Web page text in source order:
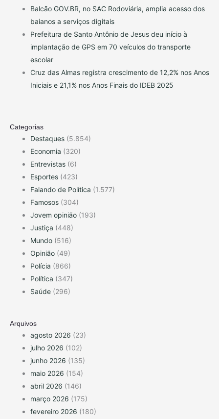
Balcão GOV.BR, no SAC Rodoviária, amplia acesso dos
baianos a serviços digitais
Prefeitura de Santo Antônio de Jesus deu início à
implantação de GPS em 70 veículos do transporte
escolar
Cruz das Almas registra crescimento de 12,2% nos Anos
Iniciais e 21,1% nos Anos Finais do IDEB 2025
Categorias
Destaques (5.854)
Economia (320)
Entrevistas (6)
Esportes (423)
Falando de Política (1.577)
Famosos (304)
Jovem opinião (193)
Justiça (448)
Mundo (516)
Opinião (49)
Polícia (866)
Política (347)
Saúde (296)
Arquivos
agosto 2026 (23)
julho 2026 (102)
junho 2026 (135)
maio 2026 (154)
abril 2026 (146)
março 2026 (175)
fevereiro 2026 (180)